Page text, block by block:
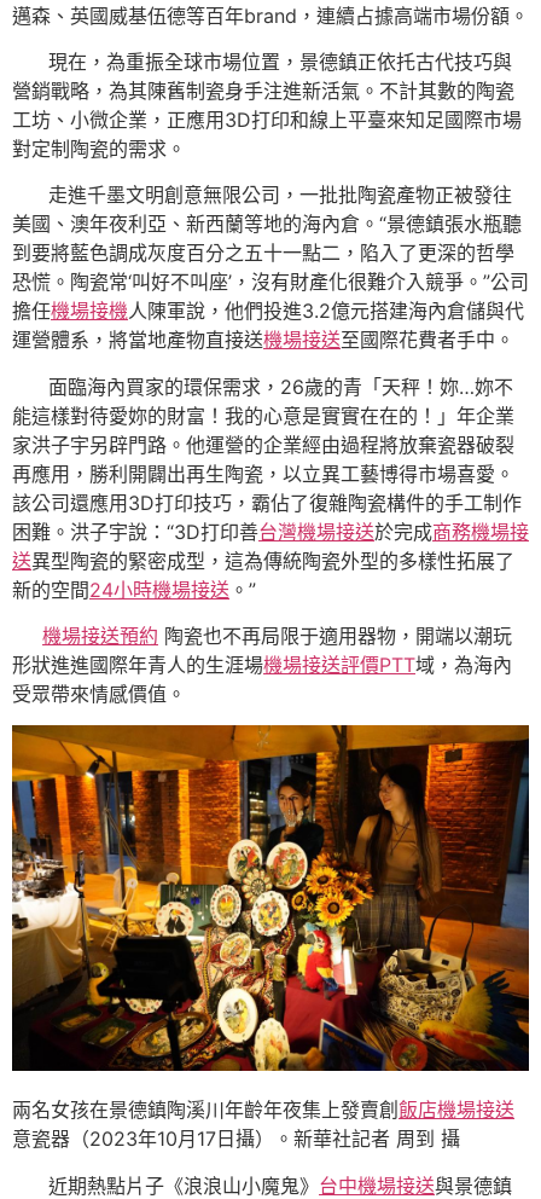
邁森、英國威基伍德等百年brand，連續占據高端市場份額。
現在，為重振全球市場位置，景德鎮正依托古代技巧與
營銷戰略，為其陳舊制瓷身手注進新活氣。不計其數的陶瓷
工坊、小微企業，正應用3D打印和線上平臺來知足國際市場
對定制陶瓷的需求。
走進千墨文明創意無限公司，一批批陶瓷產物正被發往
美國、澳年夜利亞、新西蘭等地的海內倉。“景德鎮張水瓶聽
到要將藍色調成灰度百分之五十一點二，陷入了更深的哲學
恐慌。陶瓷常‘叫好不叫座’，沒有財產化很難介入競爭。”公司
擔任機場接機人陳軍說，他們投進3.2億元搭建海內倉儲與代
運營體系，將當地產物直接送機場接送至國際花費者手中。
面臨海內買家的環保需求，26歲的青「天秤！妳…妳不
能這樣對待愛妳的財富！我的心意是實實在在的！」年企業
家洪子宇另辟門路。他運營的企業經由過程將放棄瓷器破裂
再應用，勝利開闢出再生陶瓷，以立異工藝博得市場喜愛。
該公司還應用3D打印技巧，霸佔了復雜陶瓷構件的手工制作
困難。洪子宇說：“3D打印善台灣機場接送於完成商務機場接
送異型陶瓷的緊密成型，這為傳統陶瓷外型的多樣性拓展了
新的空間24小時機場接送 。”
機場接送預約 陶瓷也不再局限于適用器物，開端以潮玩
形狀進進國際年青人的生涯場機場接送評價PTT域，為海內
受眾帶來情感價值。
兩名女孩在景德鎮陶溪川年齡年夜集上發賣創 飯店機場接送
意瓷器（2023年10月17日攝）。新華社記者 周到 攝
近期熱點片子《浪浪山小魔鬼》 台中機場接送與景德鎮